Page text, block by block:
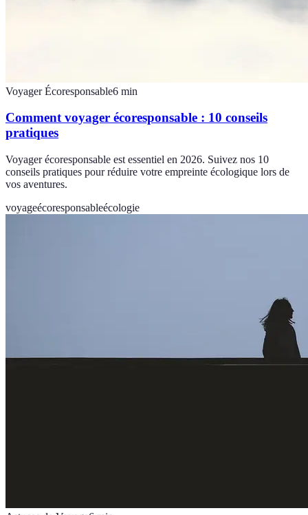
Voyager Écoresponsable6 min
Comment voyager écoresponsable : 10 conseils
pratiques
Voyager écoresponsable est essentiel en 2026. Suivez nos 10
conseils pratiques pour réduire votre empreinte écologique lors de
vos aventures.
voyageécoresponsableécologie